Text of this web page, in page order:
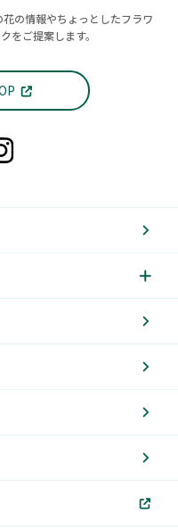
の情報やちょっとしたフラワ
をご提案します。